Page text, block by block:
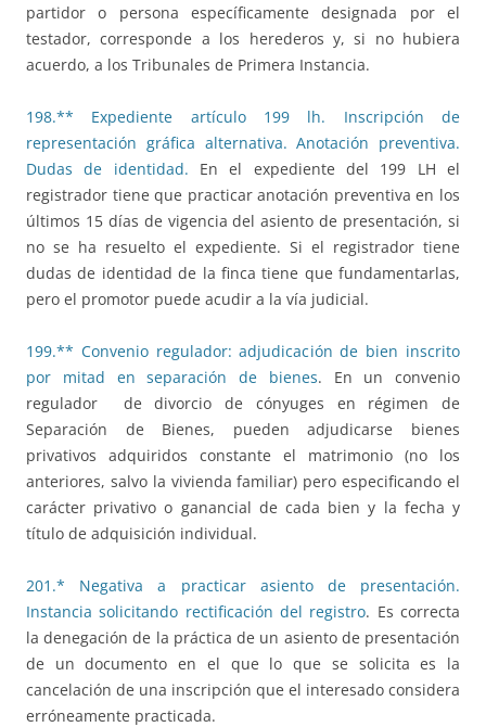
partidor o persona específicamente designada por el
testador, corresponde a los herederos y, si no hubiera
acuerdo, a los Tribunales de Primera Instancia.
198.** Expediente artículo 199 lh. Inscripción de
representación gráfica alternativa. Anotación preventiva.
Dudas de identidad. En el expediente del 199 LH el
registrador tiene que practicar anotación preventiva en los
últimos 15 días de vigencia del asiento de presentación, si
no se ha resuelto el expediente. Si el registrador tiene
dudas de identidad de la finca tiene que fundamentarlas,
pero el promotor puede acudir a la vía judicial.
199.** Convenio regulador: adjudicación de bien inscrito
por mitad en separación de bienes. En un convenio
regulador de divorcio de cónyuges en régimen de
Separación de Bienes, pueden adjudicarse bienes
privativos adquiridos constante el matrimonio (no los
anteriores, salvo la vivienda familiar) pero especificando el
carácter privativo o ganancial de cada bien y la fecha y
título de adquisición individual.
201.* Negativa a practicar asiento de presentación.
Instancia solicitando rectificación del registro. Es correcta
la denegación de la práctica de un asiento de presentación
de un documento en el que lo que se solicita es la
cancelación de una inscripción que el interesado considera
erróneamente practicada.